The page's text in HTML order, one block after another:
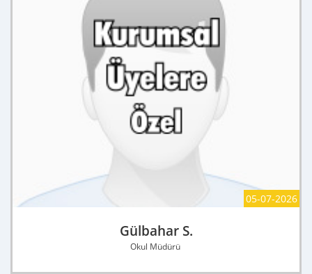
05-07-2026
Gülbahar S.
Okul Müdürü